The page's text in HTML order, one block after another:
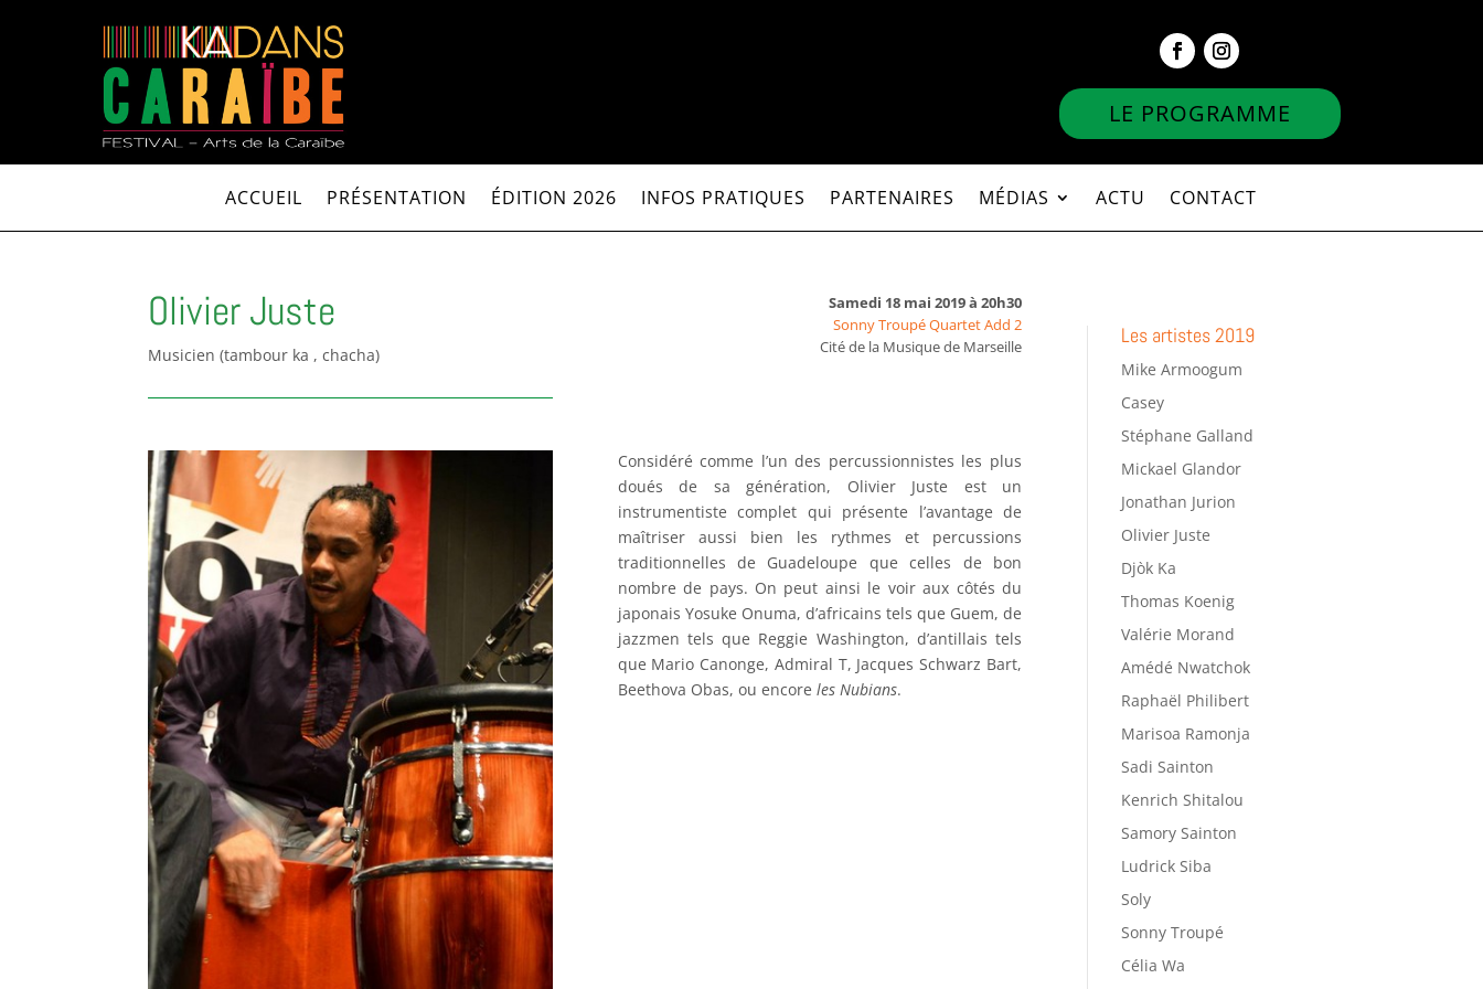
LE PROGRAMME
ACCUEIL PRÉSENTATION ÉDITION 2026 INFOS PRATIQUES PARTENAIRES MÉDIAS ACTU CONTACT
Olivier Juste
Musicien (tambour ka , chacha)
Samedi 18 mai 2019 à 20h30
Sonny Troupé Quartet Add 2
Cité de la Musique de Marseille
Considéré comme l’un des percussionnistes les plus
doués de sa génération, Olivier Juste est un
instrumentiste complet qui présente l’avantage de
maîtriser aussi bien les rythmes et percussions
traditionnelles de Guadeloupe que celles de bon
nombre de pays. On peut ainsi le voir aux côtés du
japonais Yosuke Onuma, d’africains tels que Guem, de
jazzmen tels que Reggie Washington, d’antillais tels
que Mario Canonge, Admiral T, Jacques Schwarz Bart,
Beethova Obas, ou encore les Nubians.
Les artistes 2019
Mike Armoogum
Casey
Stéphane Galland
Mickael Glandor
Jonathan Jurion
Olivier Juste
Djòk Ka
Thomas Koenig
Valérie Morand
Amédé Nwatchok
Raphaël Philibert
Marisoa Ramonja
Sadi Sainton
Kenrich Shitalou
Samory Sainton
Ludrick Siba
Soly
Sonny Troupé
Célia Wa